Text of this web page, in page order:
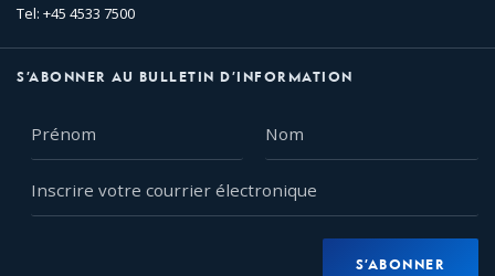
Tel: +45 4533 7500
S’ABONNER AU BULLETIN D’INFORMATION
votre
S’ABONNER